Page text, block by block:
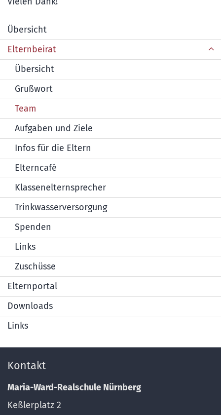
Übersicht
Elternbeirat
Übersicht
Grußwort
Team
Aufgaben und Ziele
Infos für die Eltern
Elterncafé
Klassenelternsprecher
Trinkwasserversorgung
Spenden
Links
Zuschüsse
Elternportal
Downloads
Links
Kontakt
Maria-Ward-Realschule Nürnberg
Keßlerplatz 2